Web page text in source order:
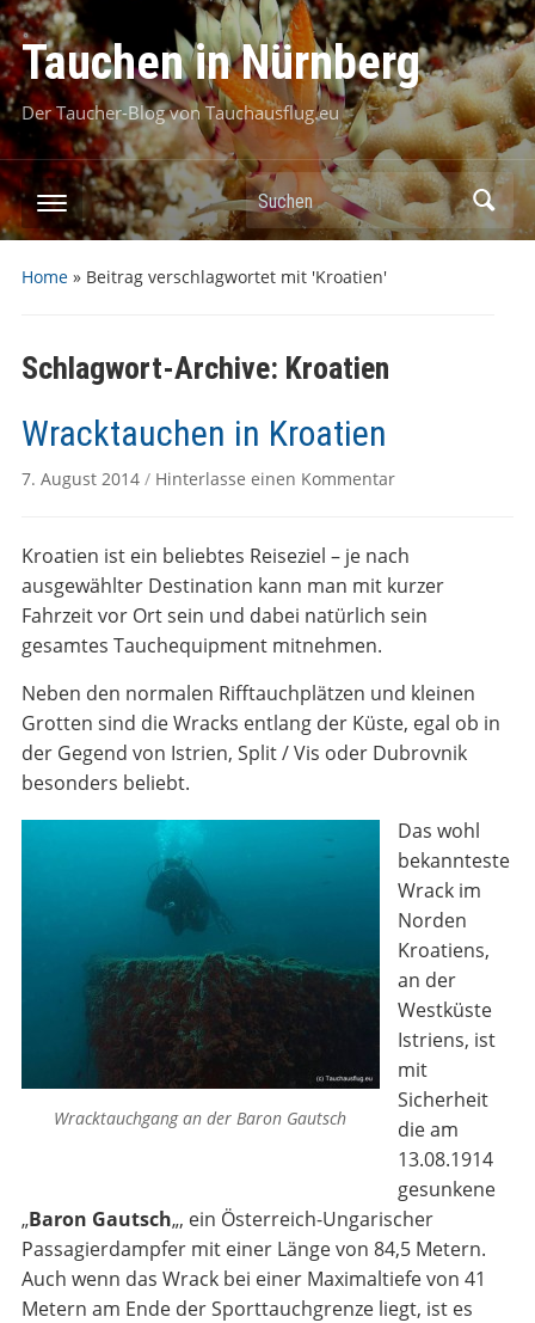
Tauchen in Nürnberg
Der Taucher-Blog von Tauchausflug.eu
Suchen
Home» Beitrag verschlagwortet mit 'Kroatien'
Schlagwort-Archive: Kroatien
Wracktauchen in Kroatien
7. August 2014 / Hinterlasse einen Kommentar
Kroatien ist ein beliebtes Reiseziel – je nach
ausgewählter Destination kann man mit kurzer
Fahrzeit vor Ort sein und dabei natürlich sein
gesamtes Tauchequipment mitnehmen.
Neben den normalen Rifftauchplätzen und kleinen
Grotten sind die Wracks entlang der Küste, egal ob in
der Gegend von Istrien, Split / Vis oder Dubrovnik
besonders beliebt.
Wracktauchgang an der Baron Gautsch
Das wohl
bekannteste
Wrack im
Norden
Kroatiens,
an der
Westküste
Istriens, ist
mit
Sicherheit
die am
13.08.1914
gesunkene
„Baron Gautsch„, ein Österreich-Ungarischer
Passagierdampfer mit einer Länge von 84,5 Metern.
Auch wenn das Wrack bei einer Maximaltiefe von 41
Metern am Ende der Sporttauchgrenze liegt, ist es